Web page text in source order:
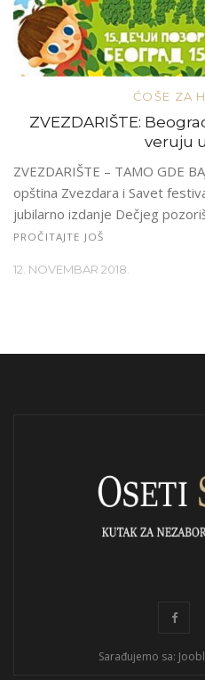
ĆOŠE ZA
ZVEZDARIŠTE:
veruju
ZVEZDARIŠTE – TAMO GDE
opština Zvezdara i Savet
jubilarno izdanje Dečjeg
PROČITAJTE JOŠ
12. NOVEMBAR 2018.
Sarađujemo sa: